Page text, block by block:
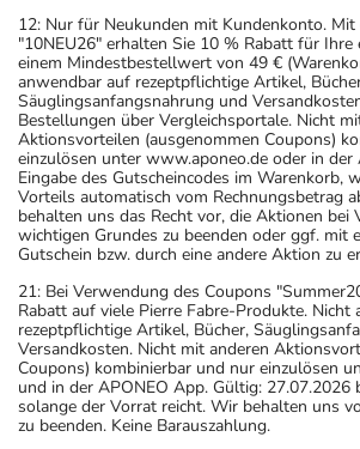
12: Nur für Neukunden mit Kundenkonto. Mit
"10NEU26" erhalten Sie 10 % Rabatt für
einem Mindestbestellwert von 49 €
anwendbar auf rezeptpflichtige Artikel,
Säuglingsanfangsnahrung und
Bestellungen über Vergleichsportale. Nicht
Aktionsvorteilen (ausgenommen Coupons)
einzulösen unter www.aponeo.de oder in der
Eingabe des Gutscheincodes im Warenkorb,
Vorteils automatisch vom Rechnungsbetrag
behalten uns das Recht vor, die Aktionen bei
wichtigen Grundes zu beenden oder ggf. mit
Gutschein bzw. durch eine andere Aktion zu
21: Bei Verwendung des Coupons
Rabatt auf viele Pierre Fabre-Produkte. Nicht
rezeptpflichtige Artikel, Bücher,
Versandkosten. Nicht mit anderen
Coupons) kombinierbar und nur einzulösen
und in der APONEO App. Gültig: 27.07.2026
solange der Vorrat reicht. Wir behalten uns
zu beenden. Keine Barauszahlung.